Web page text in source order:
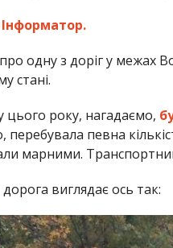
Інформатор.
одну з доріг у межах
стані.
року, нагадаємо,
перебувала певна
марними.
виглядає ось так: